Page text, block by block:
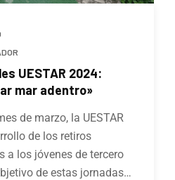
UESTAR 2024:
mar adentro»
de marzo, la UESTAR
de los retiros
a los jóvenes de tercero
de estas jornadas…